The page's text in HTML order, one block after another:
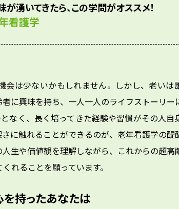
が湧いてきたら、この学問がオススメ！
看護学
会は少ないかもしれません。しかし、老いは
に興味を持ち、一人一人のライフストーリー
なく、長く培ってきた経験や習慣がその人自
に触れることができるのが、老年看護学の醍
生や価値観を理解しながら、これからの超高
れることを願っています。
持ったあなたは